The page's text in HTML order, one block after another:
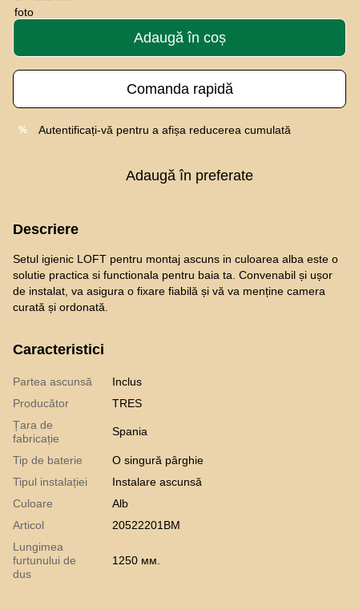
Adaugă în coș
Comanda rapidă
% Autentificați-vă pentru a afișa reducerea cumulată
Adaugă în preferate
Descriere
Setul igienic LOFT pentru montaj ascuns in culoarea alba este o
solutie practica si functionala pentru baia ta. Convenabil și ușor
de instalat, va asigura o fixare fiabilă și vă va menține camera
curată și ordonată.
Caracteristici
Partea ascunsă
Inclus
Producător
TRES
Țara de
fabricație
Spania
Tip de baterie
O singură pârghie
Tipul instalației
Instalare ascunsă
Culoare
Alb
Articol
20522201BM
Lungimea
furtunului de
dus
1250 мм.